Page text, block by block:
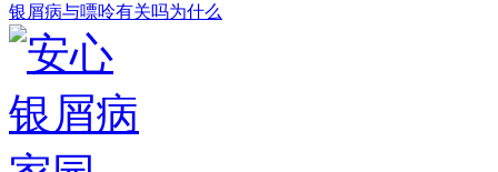
银屑病与嘌呤有关吗为什么